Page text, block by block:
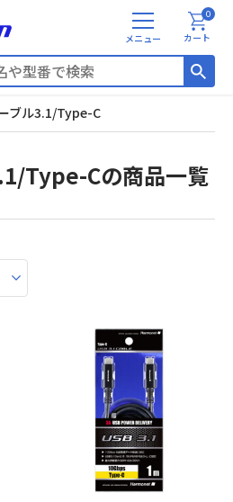
メ
ニ
カート
0
ブル3.1/Type-C
Type-Cの商品一覧